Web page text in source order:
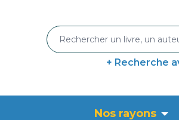
+ Recherche
Nos rayons